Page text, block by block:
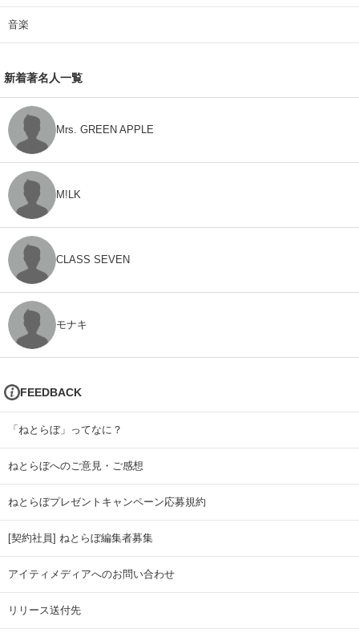
音楽
新着著名人一覧
Mrs. GREEN APPLE
M!LK
CLASS SEVEN
モナキ
FEEDBACK
「ねとらぼ」ってなに？
ねとらぼへのご意見・ご感想
ねとらぼプレゼントキャンペーン応募規約
[契約社員] ねとらぼ編集者募集
アイティメディアへのお問い合わせ
リリース送付先